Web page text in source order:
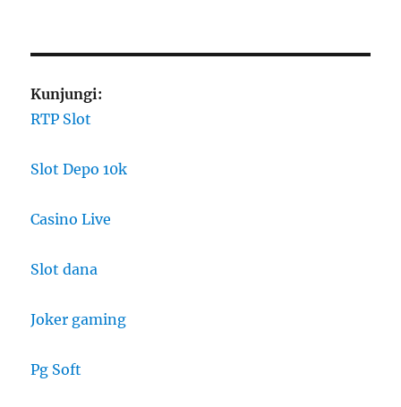
Kunjungi:
RTP Slot
Slot Depo 10k
Casino Live
Slot dana
Joker gaming
Pg Soft